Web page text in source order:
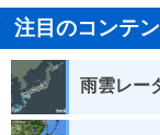
注目のコンテ
雨雲レー